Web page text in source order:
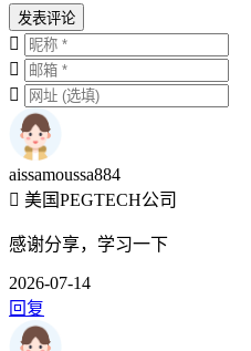
发表评论
aissamoussa884
美国PEGTECH公司
感谢分享，学习一下
2026-07-14
回复